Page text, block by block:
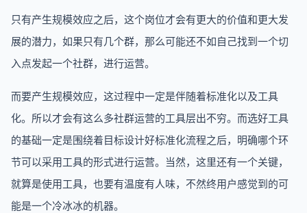
只有产生规模效应之后，这个岗位才会有更大的价值和更大发
展的潜力，如果只有几个群，那么可能还不如自己找到一个切
入点发起一个社群，进行运营。
而要产生规模效应，这过程中一定是伴随着标准化以及工具
化。所以才会有这么多社群运营的工具层出不穷。而选好工具
的基础一定是围绕着目标设计好标准化流程之后，明确哪个环
节可以采用工具的形式进行运营。当然，这里还有一个关键，
就算是使用工具，也要有温度有人味，不然终用户感觉到的可
能是一个冷冰冰的机器。